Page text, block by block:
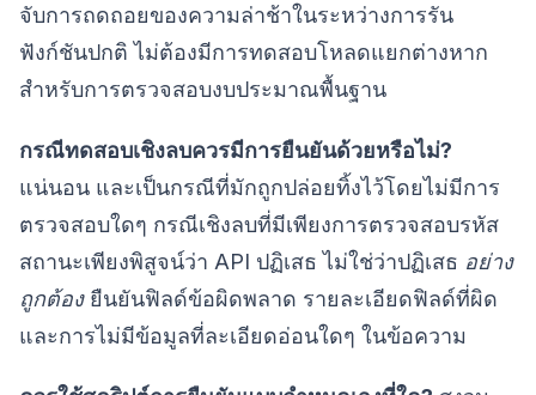
จับการถดถอยของความล่าช้าในระหว่างการรัน
ฟังก์ชันปกติ ไม่ต้องมีการทดสอบโหลดแยกต่างหาก
สำหรับการตรวจสอบงบประมาณพื้นฐาน
กรณีทดสอบเชิงลบควรมีการยืนยันด้วยหรือไม่?
แน่นอน และเป็นกรณีที่มักถูกปล่อยทิ้งไว้โดยไม่มีการ
ตรวจสอบใดๆ กรณีเชิงลบที่มีเพียงการตรวจสอบรหัส
สถานะเพียงพิสูจน์ว่า API ปฏิเสธ ไม่ใช่ว่าปฏิเสธ อย่าง
ถูกต้องยืนยันฟิลด์ข้อผิดพลาด รายละเอียดฟิลด์ที่ผิด
และการไม่มีข้อมูลที่ละเอียดอ่อนใดๆ ในข้อความ